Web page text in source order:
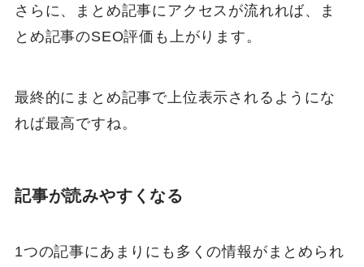
さらに、まとめ記事にアクセスが流れれば、ま
とめ記事のSEO評価も上がります。
最終的にまとめ記事で上位表示されるようにな
れば最高ですね。
記事が読みやすくなる
1つの記事にあまりにも多くの情報がまとめられ